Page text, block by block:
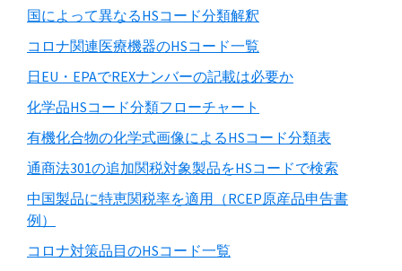
国によって異なるHSコード分類解釈
コロナ関連医療機器のHSコード一覧
日EU・EPAでREXナンバーの記載は必要か
化学品HSコード分類フローチャート
有機化合物の化学式画像によるHSコード分類表
通商法301の追加関税対象製品をHSコードで検索
中国製品に特恵関税率を適用（RCEP原産品申告書
例）
コロナ対策品目のHSコード一覧